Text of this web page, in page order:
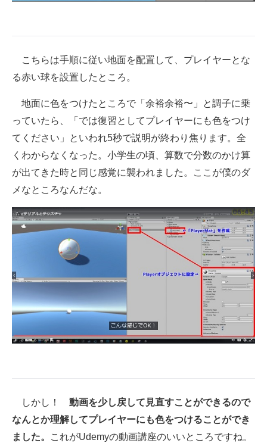
こちらは手順に従い地面を配置して、プレイヤーとな
る赤い球を設置したところ。
地面に色をつけたところで「余裕余裕〜」と調子に乗
っていたら、「では復習としてプレイヤーにも色をつけ
てください」といわれ5秒で説明が終わり焦ります。全
くわからなくなった。小学生の頃、算数で分数のかけ算
が出てきた時と同じ感覚に襲われました。ここが僕のダ
メなところなんだな。
しかし！ 動画を少し戻して見直すことができるので
なんとか理解してプレイヤーにも色をつけることができ
ました。
これがUdemyの動画講座のいいところですね。